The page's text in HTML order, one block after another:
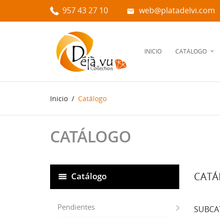
957 43 27 10  web@platadelvi.com
INICIO CATÁLOGO
Inicio Catálogo
CATÁLOGO
Catálogo
Pendientes